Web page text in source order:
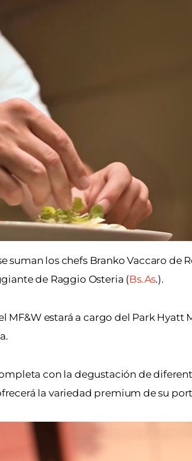
suman los chefs Branko Vaccaro
de Raggio Osteria (Bs.As.).
MF&W estará a cargo del Park
con la degustación de
la variedad premium de su